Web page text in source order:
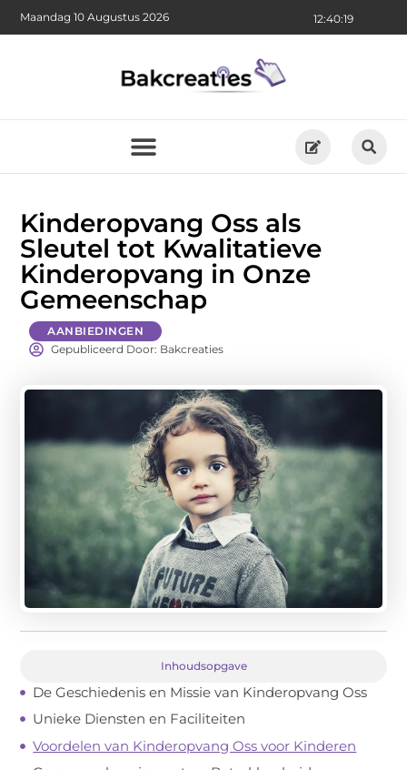
12:40:20
Maandag 10 Augustus 2026
Kinderopvang Oss als
Sleutel tot Kwalitatieve
Kinderopvang in Onze
Gemeenschap
AANBIEDINGEN
Gepubliceerd Door: Bakcreaties
Inhoudsopgave
De Geschiedenis en Missie van Kinderopvang Oss
Unieke Diensten en Faciliteiten
Voordelen van Kinderopvang Oss voor Kinderen